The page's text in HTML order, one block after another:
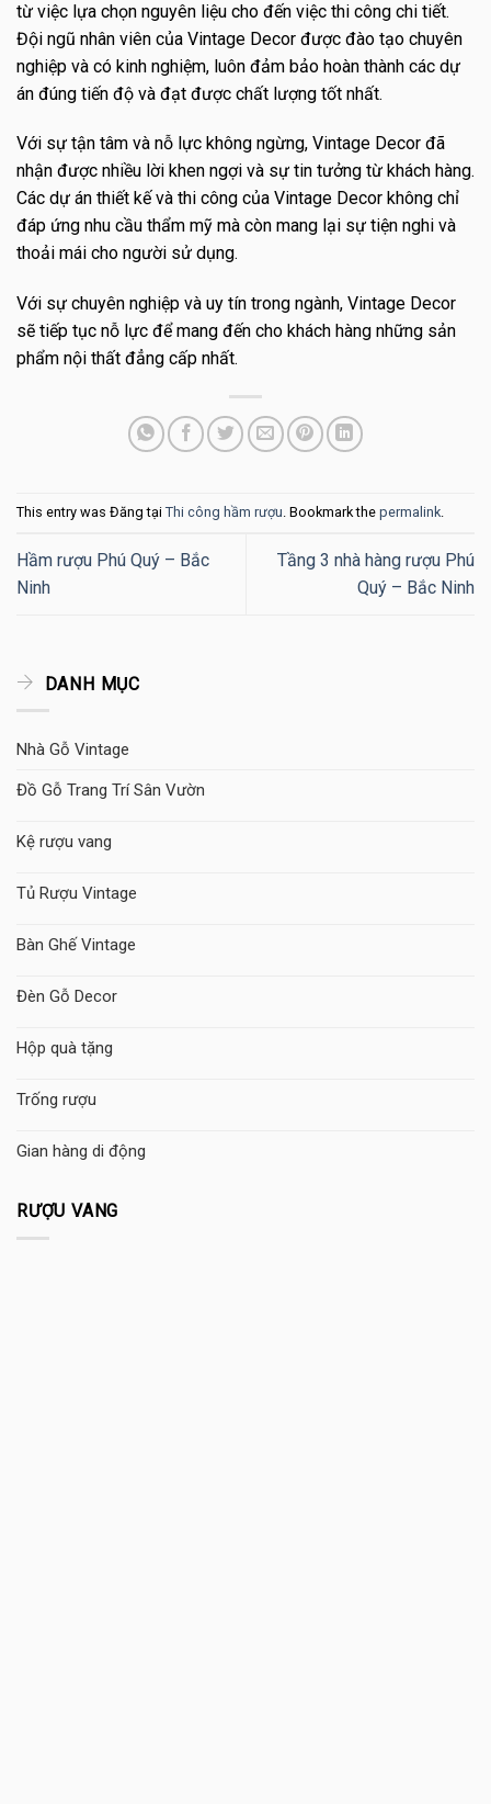
từ việc lựa chọn nguyên liệu cho đến việc thi công chi tiết.
Đội ngũ nhân viên của Vintage Decor được đào tạo chuyên
nghiệp và có kinh nghiệm, luôn đảm bảo hoàn thành các dự
án đúng tiến độ và đạt được chất lượng tốt nhất.
Với sự tận tâm và nỗ lực không ngừng, Vintage Decor đã
nhận được nhiều lời khen ngợi và sự tin tưởng từ khách hàng.
Các dự án thiết kế và thi công của Vintage Decor không chỉ
đáp ứng nhu cầu thẩm mỹ mà còn mang lại sự tiện nghi và
thoải mái cho người sử dụng.
Với sự chuyên nghiệp và uy tín trong ngành, Vintage Decor
sẽ tiếp tục nỗ lực để mang đến cho khách hàng những sản
phẩm nội thất đẳng cấp nhất.
This entry was Đăng tại Thi công hầm rượu . Bookmark the permalink
Hầm rượu Phú Quý – Bắc
Ninh
Tầng 3 nhà hàng rượu Phú
Quý – Bắc Ninh
DANH MỤC
Nhà Gỗ Vintage
Đồ Gỗ Trang Trí Sân Vườn
Kệ rượu vang
Tủ Rượu Vintage
Bàn Ghế Vintage
Đèn Gỗ Decor
Hộp quà tặng
Trống rượu
Gian hàng di động
RƯỢU VANG